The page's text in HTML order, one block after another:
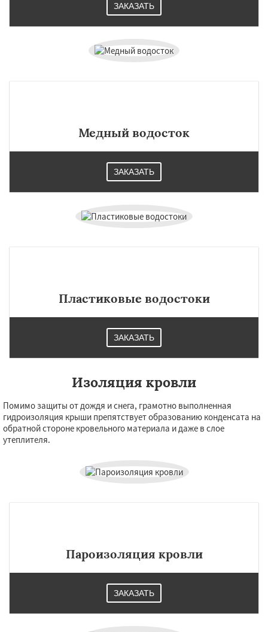
ЗАКАЗАТЬ
Медный водосток
ЗАКАЗАТЬ
Пластиковые водостоки
ЗАКАЗАТЬ
Изоляция кровли
Помимо защиты от дождя и снега, грамотно выполненная
гидроизоляция крыши препятствует образованию конденсата на
обратной стороне кровельного материала и даже в слое
утеплителя.
Пароизоляция кровли
ЗАКАЗАТЬ